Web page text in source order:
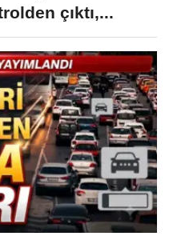
çıktı,...